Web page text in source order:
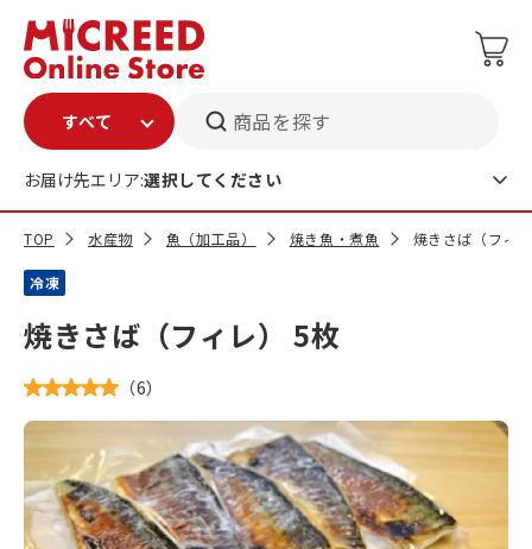
商品を探す
お届け先エリア:選択してください
TOP 水産物 魚（加工品） 焼き魚・煮魚 焼きさば（フィ
冷凍
焼きさば（フィレ） 5枚
（6）